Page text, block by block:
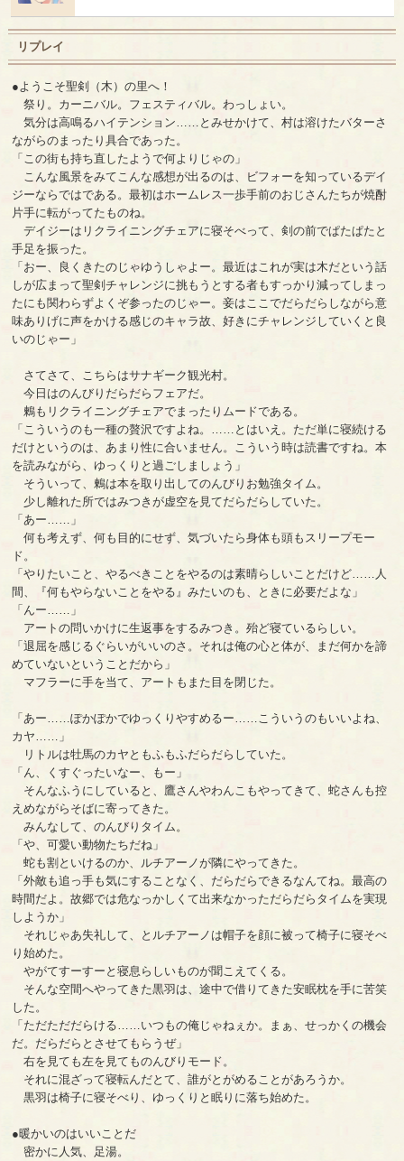
リプレイ
●ようこそ聖剣（木）の里へ！
祭り。カーニバル。フェスティバル。わっしょい。
気分は高鳴るハイテンション……とみせかけて、村は溶けたバターさ
ながらのまったり具合であった。
「この街も持ち直したようで何よりじゃの」
こんな風景をみてこんな感想が出るのは、ビフォーを知っているデイ
ジーならではである。最初はホームレス一歩手前のおじさんたちが焼酎
片手に転がってたものね。
デイジーはリクライニングチェアに寝そべって、剣の前でぱたぱたと
手足を振った。
「おー、良くきたのじゃゆうしゃよー。最近はこれが実は木だという話
しが広まって聖剣チャレンジに挑もうとする者もすっかり減ってしまっ
たにも関わらずよくぞ参ったのじゃー。妾はここでだらだらしながら意
味ありげに声をかける感じのキャラ故、好きにチャレンジしていくと良
いのじゃー」
さてさて、こちらはサナギーク観光村。
今日はのんびりだらだらフェアだ。
鶫もリクライニングチェアでまったりムードである。
「こういうのも一種の贅沢ですよね。……とはいえ。ただ単に寝続ける
だけというのは、あまり性に合いません。こういう時は読書ですね。本
を読みながら、ゆっくりと過ごしましょう」
そういって、鶫は本を取り出してのんびりお勉強タイム。
少し離れた所ではみつきが虚空を見てだらだらしていた。
「あー……」
何も考えず、何も目的にせず、気づいたら身体も頭もスリープモー
ド。
「やりたいこと、やるべきことをやるのは素晴らしいことだけど……人
間、『何もやらないことをやる』みたいのも、ときに必要だよな」
「んー……」
アートの問いかけに生返事をするみつき。殆ど寝ているらしい。
「退屈を感じるぐらいがいいのさ。それは俺の心と体が、まだ何かを諦
めていないということだから」
マフラーに手を当て、アートもまた目を閉じた。
「あー……ぽかぽかでゆっくりやすめるー……こういうのもいいよね、
カヤ……」
リトルは牡馬のカヤともふもふだらだらしていた。
「ん、くすぐったいなー、もー」
そんなふうにしていると、鷹さんやわんこもやってきて、蛇さんも控
えめながらそばに寄ってきた。
みんなして、のんびりタイム。
「や、可愛い動物たちだね」
蛇も割といけるのか、ルチアーノが隣にやってきた。
「外敵も追っ手も気にすることなく、だらだらできるなんてね。最高の
時間だよ。故郷では危なっかしくて出来なかっただらだらタイムを実現
しようか」
それじゃあ失礼して、とルチアーノは帽子を顔に被って椅子に寝そべ
り始めた。
やがてすーすーと寝息らしいものが聞こえてくる。
そんな空間へやってきた黒羽は、途中で借りてきた安眠枕を手に苦笑
した。
「ただただだらける……いつもの俺じゃねぇか。まぁ、せっかくの機会
だ。だらだらとさせてもらうぜ」
右を見ても左を見てものんびりモード。
それに混ざって寝転んだとて、誰がとがめることがあろうか。
黒羽は椅子に寝そべり、ゆっくりと眠りに落ち始めた。
●暖かいのはいいことだ
密かに人気、足湯。